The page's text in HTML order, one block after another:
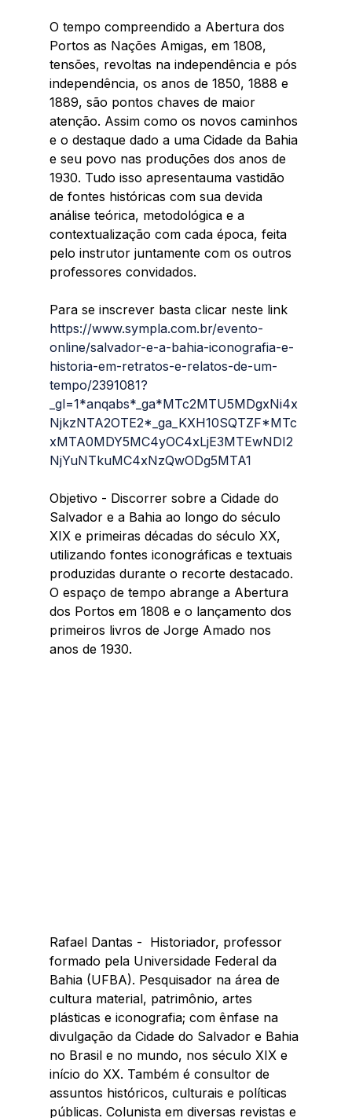
O tempo compreendido a Abertura dos
Portos as Nações Amigas, em 1808,
tensões, revoltas na independência e pós
independência, os anos de 1850, 1888 e
1889, são pontos chaves de maior
atenção. Assim como os novos caminhos
e o destaque dado a uma Cidade da Bahia
e seu povo nas produções dos anos de
1930. Tudo isso apresentauma vastidão
de fontes históricas com sua devida
análise teórica, metodológica e a
contextualização com cada época, feita
pelo instrutor juntamente com os outros
professores convidados.
Para se inscrever basta clicar neste link
https://www.sympla.com.br/evento-
online/salvador-e-a-bahia-iconografia-e-
historia-em-retratos-e-relatos-de-um-
tempo/2391081?
_gl=1*anqabs*_ga*MTc2MTU5MDgxNi4x
NjkzNTA2OTE2*_ga_KXH10SQTZF*MTc
xMTA0MDY5MC4yOC4xLjE3MTEwNDI2
NjYuNTkuMC4xNzQwODg5MTA1
Objetivo - Discorrer sobre a Cidade do
Salvador e a Bahia ao longo do século
XIX e primeiras décadas do século XX,
utilizando fontes iconográficas e textuais
produzidas durante o recorte destacado.
O espaço de tempo abrange a Abertura
dos Portos em 1808 e o lançamento dos
primeiros livros de Jorge Amado nos
anos de 1930.
Rafael Dantas -  Historiador, professor
formado pela Universidade Federal da
Bahia (UFBA). Pesquisador na área de
cultura material, patrimônio, artes
plásticas e iconografia; com ênfase na
divulgação da Cidade do Salvador e Bahia
no Brasil e no mundo, nos século XIX e
início do XX. Também é consultor de
assuntos históricos, culturais e políticas
públicas. Colunista em diversas revistas e